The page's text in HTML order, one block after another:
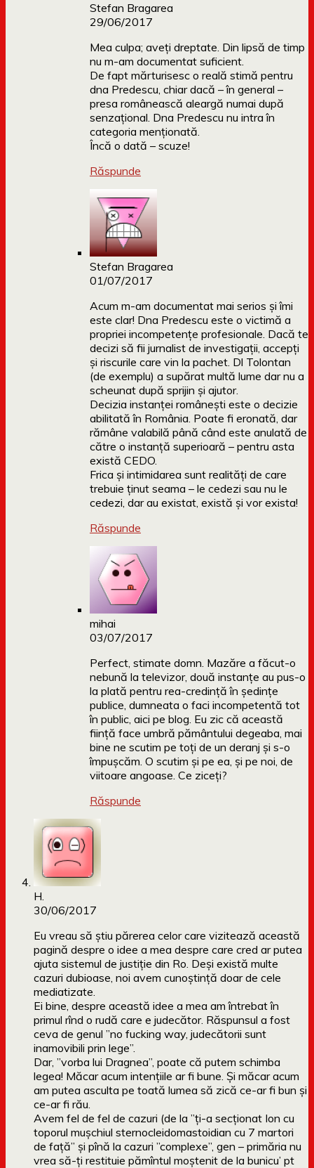
Stefan Bragarea
29/06/2017
Mea culpa; aveți dreptate. Din lipsă de timp
nu m-am documentat suficient.
De fapt mărturisesc o reală stimă pentru
dna Predescu, chiar dacă – în general –
presa românească aleargă numai după
senzațional. Dna Predescu nu intra în
categoria menționată.
Încă o dată – scuze!
Răspunde
Stefan Bragarea
01/07/2017
Acum m-am documentat mai serios și îmi
este clar! Dna Predescu este o victimă a
propriei incompetențe profesionale. Dacă te
decizi să fii jurnalist de investigații, accepți
și riscurile care vin la pachet. Dl Tolontan
(de exemplu) a supărat multă lume dar nu a
scheunat după sprijin și ajutor.
Decizia instanței românești este o decizie
abilitată în România. Poate fi eronată, dar
rămâne valabilă până când este anulată de
către o instanță superioară – pentru asta
există CEDO.
Frica și intimidarea sunt realități de care
trebuie ținut seama – le cedezi sau nu le
cedezi, dar au existat, există și vor exista!
Răspunde
mihai
03/07/2017
Perfect, stimate domn. Mazăre a făcut-o
nebună la televizor, două instanțe au pus-o
la plată pentru rea-credință în ședințe
publice, dumneata o faci incompetentă tot
în public, aici pe blog. Eu zic că această
ființă face umbră pământului degeaba, mai
bine ne scutim pe toți de un deranj și s-o
împușcăm. O scutim și pe ea, și pe noi, de
viitoare angoase. Ce ziceți?
Răspunde
H.
30/06/2017
Eu vreau să știu părerea celor care vizitează această
pagină despre o idee a mea despre care cred ar putea
ajuta sistemul de justiție din Ro. Deși există multe
cazuri dubioase, noi avem cunoștință doar de cele
mediatizate.
Ei bine, despre această idee a mea am întrebat în
primul rînd o rudă care e judecător. Răspunsul a fost
ceva de genul ”no fucking way, judecătorii sunt
inamovibili prin lege”.
Dar, ”vorba lui Dragnea”, poate că putem schimba
legea! Măcar acum intențiile ar fi bune. Și măcar acum
am putea asculta pe toată lumea să zică ce-ar fi bun și
ce-ar fi rău.
Avem fel de fel de cazuri (de la ”ți-a secționat Ion cu
toporul mușchiul sternocleidomastoidian cu 7 martori
de față” și pînă la cazuri ”complexe”, gen – primăria nu
vrea să-ți restituie pămîntul moștenit de la bunicu’ pt